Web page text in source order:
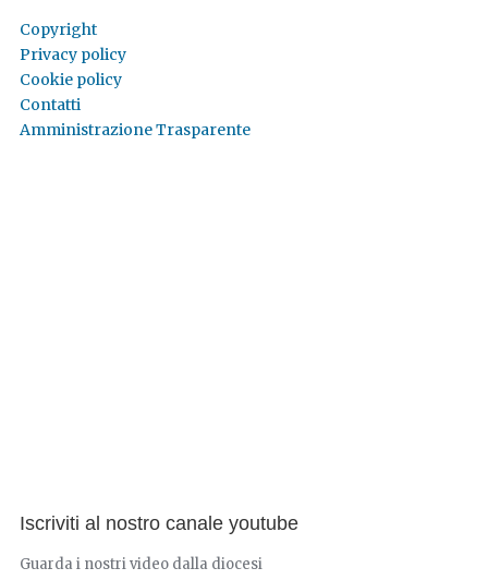
Copyright
Privacy policy
Cookie policy
Contatti
Amministrazione Trasparente
Iscriviti al nostro canale youtube
Guarda i nostri video dalla diocesi